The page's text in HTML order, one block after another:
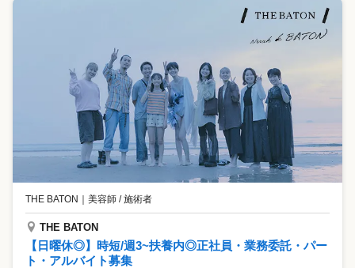
THE BATON 美容師 / 施術者
THE BATON
【日曜休◎】時短/週3~扶養内◎正社員・業務委託・パー
ト・アルバイト募集